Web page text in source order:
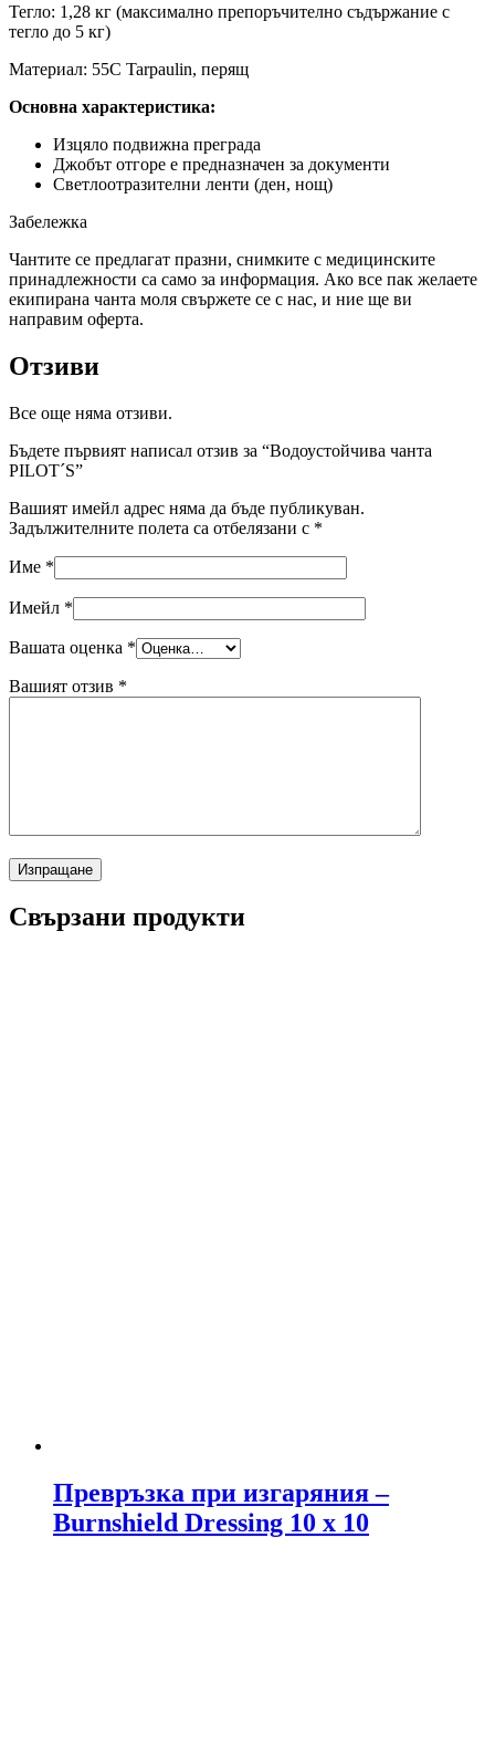
Тегло: 1,28 кг (максимално препоръчително съдържание с
тегло до 5 кг)
Материал: 55С Tarpaulin, перящ
Основна характеристика:
Изцяло подвижна преграда
Джобът отгоре е предназначен за документи
Светлоотразителни ленти (ден, нощ)
Забележка
Чантите се предлагат празни, снимките с медицинските
принадлежности са само за информация. Ако все пак желаете
екипирана чанта моля свържете се с нас, и ние ще ви
направим оферта.
Отзиви
Все още няма отзиви.
Бъдете първият написал отзив за “Водоустойчива чанта
PILOT´S”
Вашият имейл адрес няма да бъде публикуван.
Задължителните полета са отбелязани с *
Име *
Имейл *
Вашата оценка *
Вашият отзив *
Свързани продукти
Превръзка при изгаряния –
Burnshield Dressing 10 x 10